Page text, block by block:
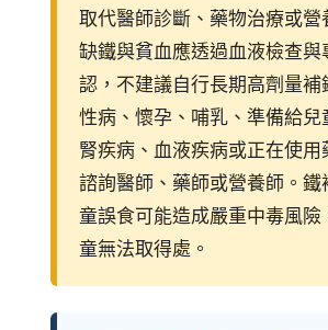
取代醫師診斷、藥物治療或營
缺鐵與貧血應透過血液檢查與
認，不建議自行長期高劑量補
性病、懷孕、哺乳、準備給兒
腎疾病、血液疾病或正在使用
諮詢醫師、藥師或營養師。鐵
童誤食可能造成嚴重中毒風險
童無法取得處。